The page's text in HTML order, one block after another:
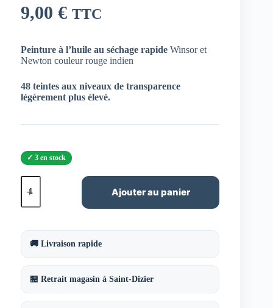
9,00 € TTC
Peinture à l’huile au séchage rapide Winsor et
Newton couleur rouge indien
48 teintes aux niveaux de transparence
légèrement plus élevé.
3 en stock
quantité
de
rouge
indien
37ml
Ajouter au panier
🚚 Livraison rapide
🏪 Retrait magasin à Saint-Dizier